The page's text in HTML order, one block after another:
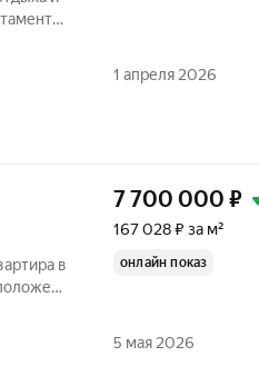
1 апреля 2026
в
7 700 000 ₽
167 028 ₽ за м²
онлайн показ
5 мая 2026